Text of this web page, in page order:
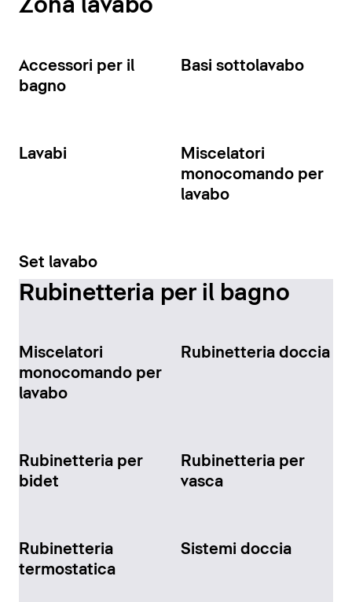
Zona lavabo
Accessori per il
bagno
Basi sottolavabo
Lavabi
Miscelatori
monocomando per
lavabo
Set lavabo
Rubinetteria per il bagno
Miscelatori
monocomando per
lavabo
Rubinetteria doccia
Rubinetteria per
bidet
Rubinetteria per
vasca
Rubinetteria
termostatica
Sistemi doccia